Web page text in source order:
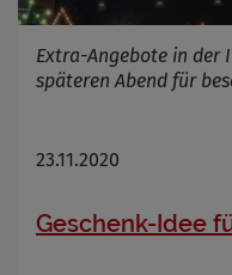
Extra-Angebote in der
späteren Abend für
23.11.2020
Geschenk-Idee